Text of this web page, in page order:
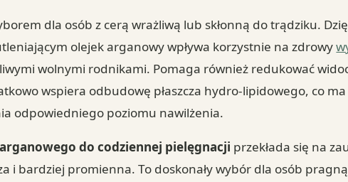
dla osób z cerą wrażliwą lub skłonną do trądziku.
olejek arganowy wpływa korzystnie na zdrowy
wolnymi rodnikami. Pomaga również redukować
wspiera odbudowę płaszcza hydro-lipidowego, co
odpowiedniego poziomu nawilżenia.
do codziennej pielęgnacji przekłada się na
i bardziej promienna. To doskonały wybór dla osób